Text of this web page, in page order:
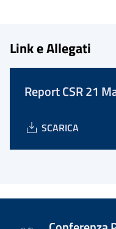
Link e Allegati
Report CSR 21
SCARICA